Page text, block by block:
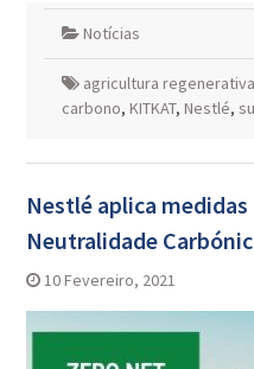
Notícias
agricultura regenerativa
carbono, KITKAT, Nestlé,
Nestlé aplica
Neutralidade
10 Fevereiro, 2021